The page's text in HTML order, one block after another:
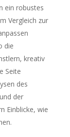
ein robustes
Vergleich zur
die
kreativ
Seite
des
der
Einblicke, wie